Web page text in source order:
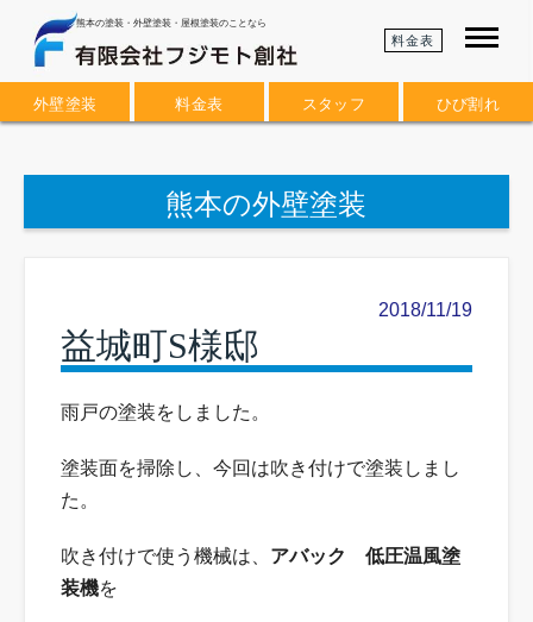
熊本の塗装・外壁塗装・屋根塗装のことなら
料金表
外壁塗装 料金表 スタッフ ひび割れ
熊本の外壁塗装
2018/11/19
益城町S様邸
雨戸の塗装をしました。
塗装面を掃除し、今回は吹き付けで塗装しまし
た。
吹き付けで使う機械は、 アバック 低圧温風塗
装機を